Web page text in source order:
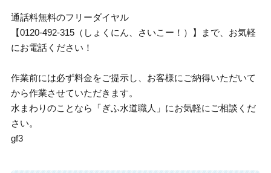
通話料無料のフリーダイヤル
【0120-492-315（しょくにん、さいこー！）】まで、お気軽
にお電話ください！
作業前には必ず料金をご提示し、お客様にご納得いただいて
から作業させていただきます。
水まわりのことなら「ぎふ水道職人」にお気軽にご相談くだ
さい。
gf3